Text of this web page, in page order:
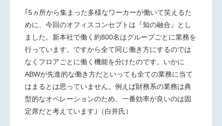
｢5ヵ所から集まった多様なワーカーが働いて笑えるた
めに、今回のオフィスコンセプトは『知の融合』とし
ました。新本社で働く約800名はグループごとに業務を
行っています。ですから全て同じ働き方にするのでは
なくフロアごとに働く機能を分けたのです。いかに
ABWが先進的な働き方だといっても全ての業務に当て
はまるとは思っていません。例えば財務系の業務は典
型的なオペレーションのため、一番効率が良いのは固
定席だと考えています｣（白井氏）